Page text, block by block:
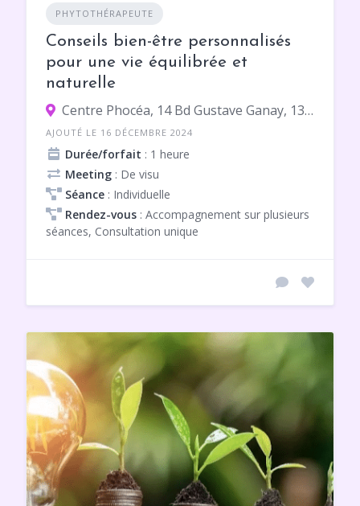
PHYTOTHÉRAPEUTE
Conseils bien-être personnalisés
pour une vie équilibrée et
naturelle
Centre Phocéa, 14 Bd Gustave Ganay, 13009 Marseille
AJOUTÉ LE 16 DÉCEMBRE 2024
Durée/forfait : 1 heure
Meeting : De visu
Séance : Individuelle
Rendez-vous : Accompagnement sur plusieurs
séances, Consultation unique